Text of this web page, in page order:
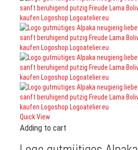
Quick View
Adding to cart